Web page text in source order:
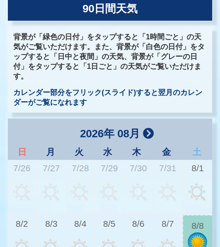
90日間天気
背景が「緑色の日付」をタップすると「1時間ごと」の天
気がご覧いただけます。また、背景が「白色の日付」をタ
ップすると「日中と夜間」の天気、背景が「グレーの日
付」をタップすると「1日ごと」の天気がご覧いただけま
す。
カレンダー部分をフリック(スライド)すると翌月のカレン
ダーがご覧になれます
2026年 08月
日 月 火 水 木 金
土
7/26
7/27 7/28 7/29 7/30 7/31 8/1
8/2 8/3 8/4 8/5 8/6 8/7 8/8